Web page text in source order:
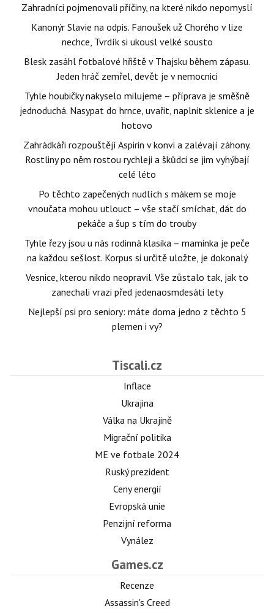
Zahradníci pojmenovali příčiny, na které nikdo nepomyslí
Kanonýr Slavie na odpis. Fanoušek už Chorého v lize
nechce, Tvrdík si ukousl velké sousto
Blesk zasáhl fotbalové hřiště v Thajsku během zápasu.
Jeden hráč zemřel, devět je v nemocnici
Tyhle houbičky nakyselo milujeme – příprava je směšně
jednoduchá. Nasypat do hrnce, uvařit, naplnit sklenice a je
hotovo
Zahrádkáři rozpouštějí Aspirin v konvi a zalévají záhony.
Rostliny po něm rostou rychleji a škůdci se jim vyhýbají
celé léto
Po těchto zapečených nudlích s mákem se moje
vnoučata mohou utlouct – vše stačí smíchat, dát do
pekáče a šup s tím do trouby
Tyhle řezy jsou u nás rodinná klasika – maminka je peče
na každou sešlost. Korpus si určitě uložte, je dokonalý
Vesnice, kterou nikdo neopravil. Vše zůstalo tak, jak to
zanechali vrazi před jedenaosmdesáti lety
Nejlepší psi pro seniory: máte doma jedno z těchto 5
plemen i vy?
Tiscali.cz
Inflace
Ukrajina
Válka na Ukrajině
Migrační politika
ME ve fotbale 2024
Ruský prezident
Ceny energií
Evropská unie
Penzijní reforma
Vynález
Games.cz
Recenze
Assassin's Creed